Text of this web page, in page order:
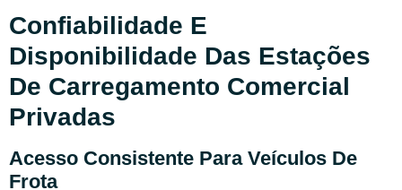
Confiabilidade E
Disponibilidade Das Estações
De Carregamento Comercial
Privadas
Acesso Consistente Para Veículos De
Frota